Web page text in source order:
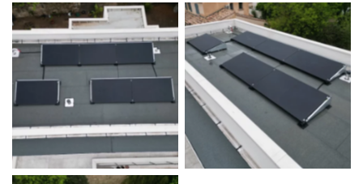
Aucune légende Aucune légende